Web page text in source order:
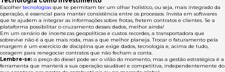
Escolher tecnologias que te permitam ter um olhar holístico, ou seja, mais integrado da
operação, é essencial para manter consistência entre os processos. Invista em softwares
que te ajudem a integrar as informações sobre frotas, fretem contratos e clientes. Se a
plataforma possibilitar o cruzamento desses dados, melhor ainda!
Em um cenário de incertezas geopolíticas e custos recordes, a transportadora que
sobrevive não é a que mais roda, mas a que melhor planeja. Trocar o faturamento pela
margem é um exercício de disciplina que exige dados, tecnologia e, acima de tudo,
coragem para renegociar contratos que não fecham a conta.
Lembre-se: o preço do diesel pode ser o vilão do momento, mas a gestão estratégica é a
ferramenta que manterá a sua operação saudável e competitiva, independentemente do